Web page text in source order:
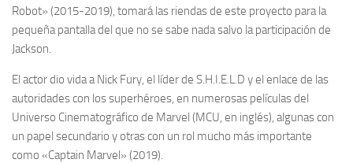
Robot» (2015-2019), tomará las riendas de este proyecto para la
pequeña pantalla del que no se sabe nada salvo la participación de
Jackson.
El actor dio vida a Nick Fury, el líder de S.H.I.E.L.D y el enlace de las
autoridades con los superhéroes, en numerosas películas del
Universo Cinematográfico de Marvel (MCU, en inglés), algunas con
un papel secundario y otras con un rol mucho más importante
como «Captain Marvel» (2019).